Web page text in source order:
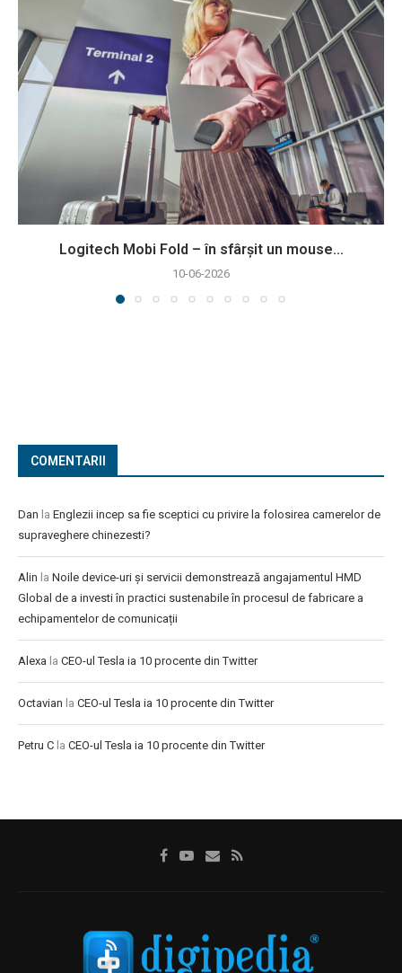
Logitech Mobi Fold – în sfârșit un mouse...
10-06-2026
COMENTARII
Dan la Englezii incep sa fie sceptici cu privire la folosirea camerelor de
supraveghere chinezesti?
Alin la Noile device-uri și servicii demonstrează angajamentul HMD
Global de a investi în practici sustenabile în procesul de fabricare a
echipamentelor de comunicații
Alexa la CEO-ul Tesla ia 10 procente din Twitter
Octavian la CEO-ul Tesla ia 10 procente din Twitter
Petru C la CEO-ul Tesla ia 10 procente din Twitter